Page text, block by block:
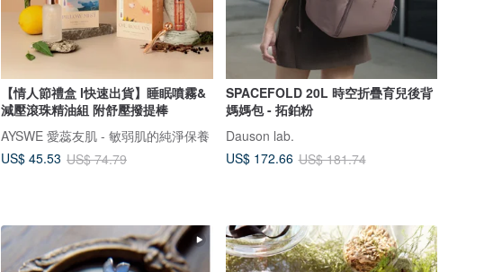
【情人節禮盒 l快速出貨】睡眠噴霧&
減壓滾珠精油組 附舒壓撥提棒
AYSWE 愛蕊友肌 - 敏弱肌的純淨保養
US$ 45.53 US$ 74.79
SPACEFOLD 20L 時空折疊育兒後背
媽媽包 - 拓鉑粉
Dauson lab.
US$ 172.66 US$ 181.74